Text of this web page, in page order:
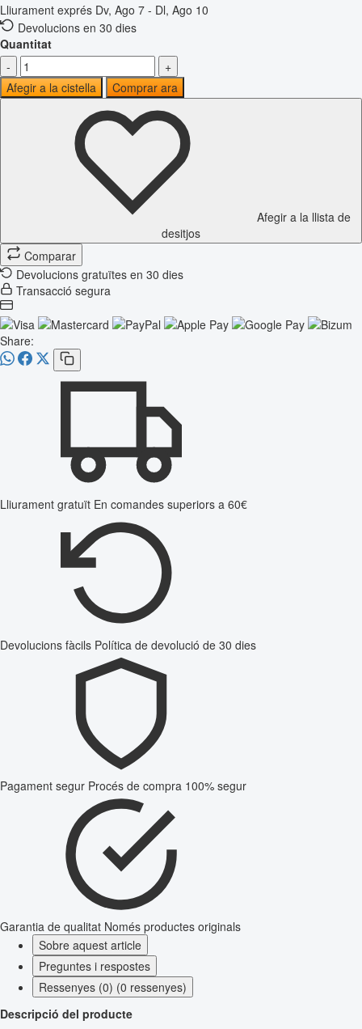
Lliurament exprés Dv, Ago 7 - Dl, Ago 10
Devolucions en 30 dies
Quantitat
-
+
Afegir a la cistella
Comprar ara
Afegir a la llista de
desitjos
Comparar
Devolucions gratuïtes en 30 dies
Transacció segura
Share:
Lliurament gratuït En comandes superiors a 60€
Devolucions fàcils Política de devolució de 30 dies
Pagament segur Procés de compra 100% segur
Garantia de qualitat Només productes originals
Sobre aquest article
Preguntes i respostes
Ressenyes (0) (0 ressenyes)
Descripció del producte